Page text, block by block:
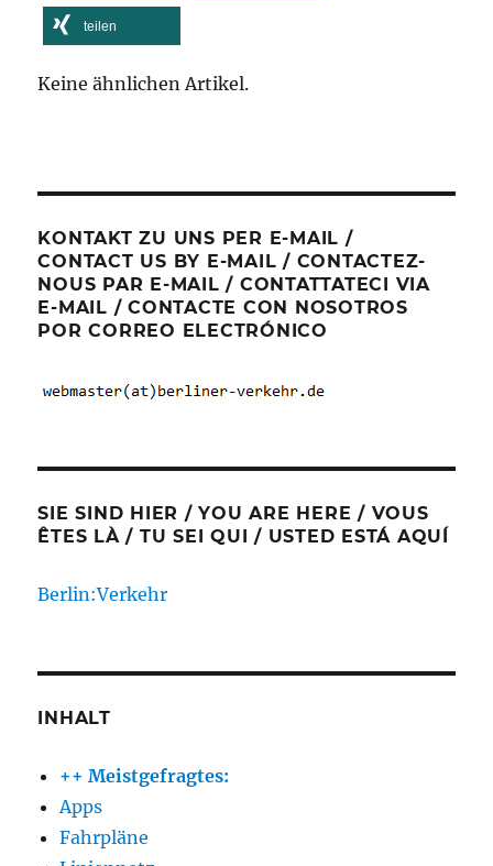
teilen
Keine ähnlichen Artikel.
KONTAKT ZU UNS PER E-MAIL /
CONTACT US BY E-MAIL / CONTACTEZ-
NOUS PAR E-MAIL / CONTATTATECI VIA
E-MAIL / CONTACTE CON NOSOTROS
POR CORREO ELECTRÓNICO
SIE SIND HIER / YOU ARE HERE / VOUS
ÊTES LÀ / TU SEI QUI / USTED ESTÁ AQUÍ
Berlin:Verkehr
INHALT
++ Meistgefragtes:
Apps
Fahrpläne